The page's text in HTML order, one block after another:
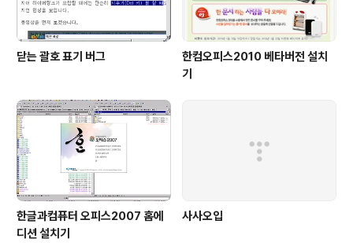
닫는 괄호 표기 버그
한컴오피스2010 베타버전 설치
기
한글과컴퓨터 오피스2007 홈에
디션 설치기
사사오입